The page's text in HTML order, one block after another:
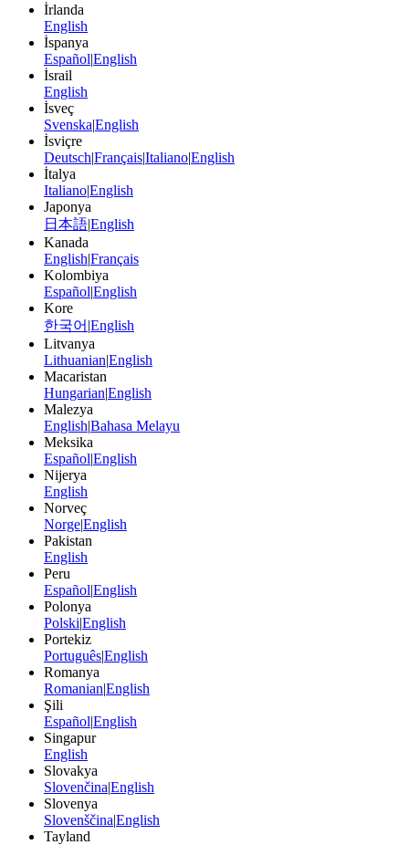
İrlanda
English
İspanya
Español|English
İsrail
English
İsveç
Svenska|English
İsviçre
Deutsch|Français|Italiano|English
İtalya
Italiano|English
Japonya
日本語|English
Kanada
English|Français
Kolombiya
Español|English
Kore
한국어 |English
Litvanya
Lithuanian|English
Macaristan
Hungarian|English
Malezya
English|Bahasa Melayu
Meksika
Español|English
Nijerya
English
Norveç
Norge|English
Pakistan
English
Peru
Español|English
Polonya
Polski|English
Portekiz
Português|English
Romanya
Romanian|English
Şili
Español|English
Singapur
English
Slovakya
Slovenčina|English
Slovenya
Slovenščina|English
Tayland